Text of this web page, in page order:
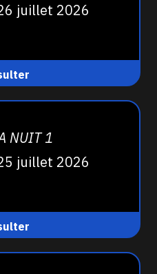
juillet 2026
NUIT 1
juillet 2026